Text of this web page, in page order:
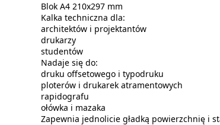
Blok A4 210x297 mm
Kalka techniczna dla:
architektów i projektantów
drukarzy
studentów
Nadaje się do:
druku offsetowego i typodruku
ploterów i drukarek atramentowych
rapidografu
ołówka i mazaka
Zapewnia jednolicie gładką powierzchnię i